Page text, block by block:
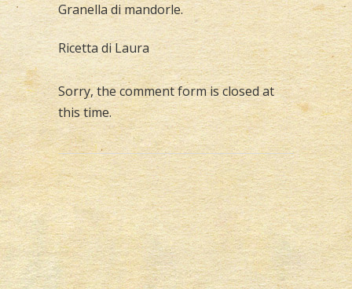
Granella di mandorle.
Ricetta di Laura
Sorry, the comment form is closed at
this time.